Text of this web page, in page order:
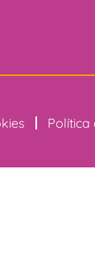
Política